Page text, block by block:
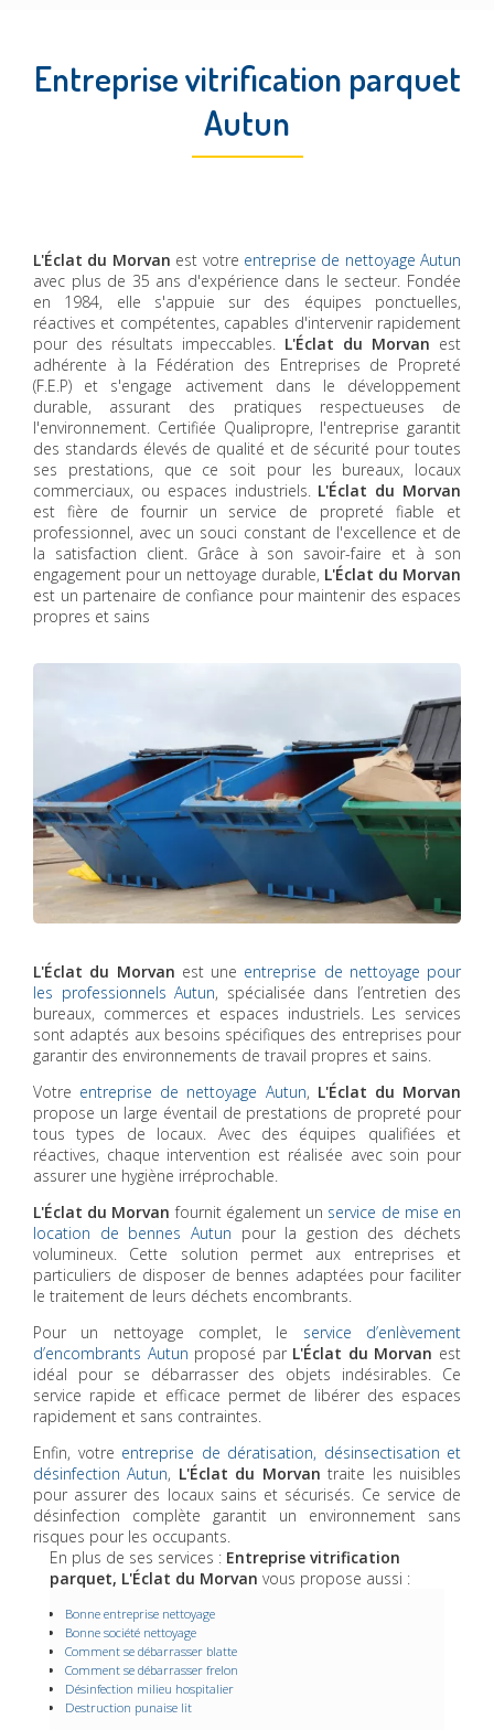
Entreprise vitrification parquet
Autun
L'Éclat du Morvan est votre entreprise de nettoyage Autun
avec plus de 35 ans d'expérience dans le secteur. Fondée
en 1984, elle s'appuie sur des équipes ponctuelles,
réactives et compétentes, capables d'intervenir rapidement
pour des résultats impeccables. L'Éclat du Morvan est
adhérente à la Fédération des Entreprises de Propreté
(F.E.P) et s'engage activement dans le développement
durable, assurant des pratiques respectueuses de
l'environnement. Certifiée Qualipropre, l'entreprise garantit
des standards élevés de qualité et de sécurité pour toutes
ses prestations, que ce soit pour les bureaux, locaux
commerciaux, ou espaces industriels. L'Éclat du Morvan
est fière de fournir un service de propreté fiable et
professionnel, avec un souci constant de l'excellence et de
la satisfaction client. Grâce à son savoir-faire et à son
engagement pour un nettoyage durable, L'Éclat du Morvan
est un partenaire de confiance pour maintenir des espaces
propres et sains
L'Éclat du Morvan est une entreprise de nettoyage pour
les professionnels Autun, spécialisée dans l’entretien des
bureaux, commerces et espaces industriels. Les services
sont adaptés aux besoins spécifiques des entreprises pour
garantir des environnements de travail propres et sains.
Votre entreprise de nettoyage Autun, L'Éclat du Morvan
propose un large éventail de prestations de propreté pour
tous types de locaux. Avec des équipes qualifiées et
réactives, chaque intervention est réalisée avec soin pour
assurer une hygiène irréprochable.
L'Éclat du Morvan fournit également un service de mise en
location de bennes Autun pour la gestion des déchets
volumineux. Cette solution permet aux entreprises et
particuliers de disposer de bennes adaptées pour faciliter
le traitement de leurs déchets encombrants.
Pour un nettoyage complet, le service d’enlèvement
d’encombrants Autun proposé par L'Éclat du Morvan est
idéal pour se débarrasser des objets indésirables. Ce
service rapide et efficace permet de libérer des espaces
rapidement et sans contraintes.
Enfin, votre entreprise de dératisation, désinsectisation et
désinfection Autun, L'Éclat du Morvan traite les nuisibles
pour assurer des locaux sains et sécurisés. Ce service de
désinfection complète garantit un environnement sans
risques pour les occupants.
En plus de ses services : Entreprise vitrification
parquet, L'Éclat du Morvan vous propose aussi :
Bonne entreprise nettoyage
Bonne société nettoyage
Comment se débarrasser blatte
Comment se débarrasser frelon
Désinfection milieu hospitalier
Destruction punaise lit